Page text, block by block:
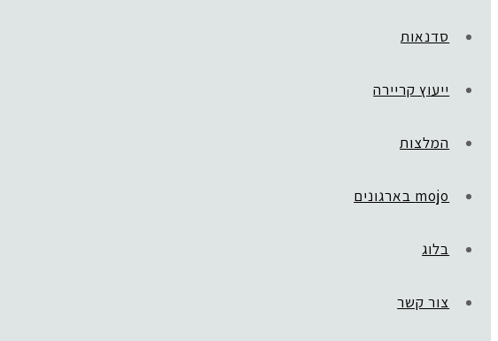
סדנאות
ייעוץ קריירה
המלצות
mojo בארגונים
בלוג
צור קשר